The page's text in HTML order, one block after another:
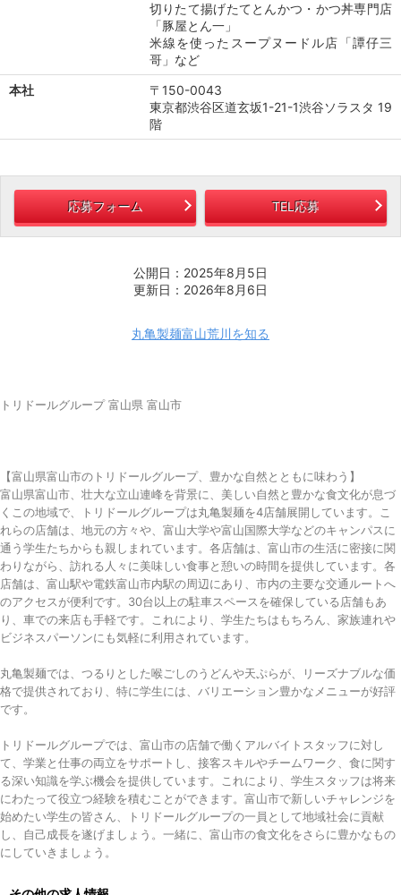
切りたて揚げたてとんかつ・かつ丼専門店
「豚屋とん一」
米線を使ったスープヌードル店「譚仔三
哥」など
本社
〒150-0043
東京都渋谷区道玄坂1-21-1渋谷ソラスタ 19
階
応募フォーム TEL応募
公開日：2025年8月5日
更新日：2026年8月6日
丸亀製麺富山荒川を知る
トリドールグループ 富山県 富山市
【富山県富山市のトリドールグループ、豊かな自然とともに味わう】
富山県富山市、壮大な立山連峰を背景に、美しい自然と豊かな食文化が息づ
くこの地域で、トリドールグループは丸亀製麺を4店舗展開しています。こ
れらの店舗は、地元の方々や、富山大学や富山国際大学などのキャンパスに
通う学生たちからも親しまれています。各店舗は、富山市の生活に密接に関
わりながら、訪れる人々に美味しい食事と憩いの時間を提供しています。各
店舗は、富山駅や電鉄富山市内駅の周辺にあり、市内の主要な交通ルートへ
のアクセスが便利です。30台以上の駐車スペースを確保している店舗もあ
り、車での来店も手軽です。これにより、学生たちはもちろん、家族連れや
ビジネスパーソンにも気軽に利用されています。
丸亀製麺では、つるりとした喉ごしのうどんや天ぷらが、リーズナブルな価
格で提供されており、特に学生には、バリエーション豊かなメニューが好評
です。
トリドールグループでは、富山市の店舗で働くアルバイトスタッフに対し
て、学業と仕事の両立をサポートし、接客スキルやチームワーク、食に関す
る深い知識を学ぶ機会を提供しています。これにより、学生スタッフは将来
にわたって役立つ経験を積むことができます。富山市で新しいチャレンジを
始めたい学生の皆さん、トリドールグループの一員として地域社会に貢献
し、自己成長を遂げましょう。一緒に、富山市の食文化をさらに豊かなもの
にしていきましょう。